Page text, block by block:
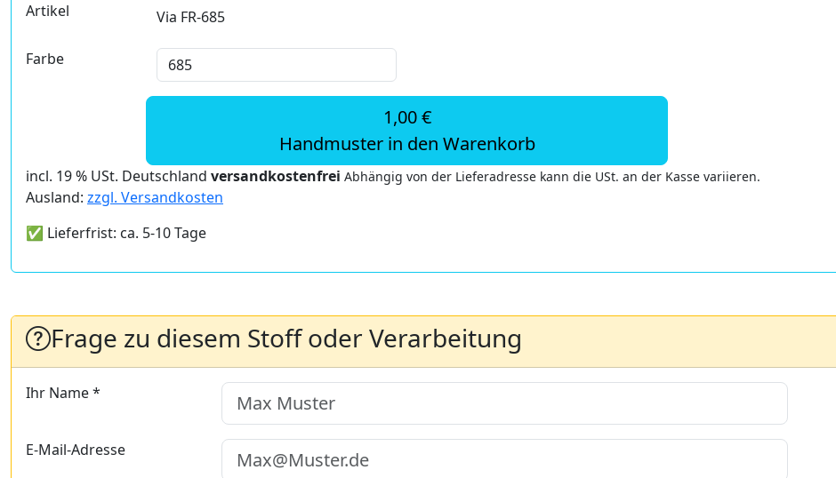
Artikel Via FR-685
Farbe
1,00 €
Handmuster in den Warenkorb
incl. 19 % USt. Deutschland versandkostenfrei Abhängig von der Lieferadresse kann die USt. an der Kasse variieren.
Ausland: zzgl. Versandkosten
✅ Lieferfrist: ca. 5-10 Tage
Frage zu diesem Stoff oder Verarbeitung
Ihr Name *
E-Mail-Adresse